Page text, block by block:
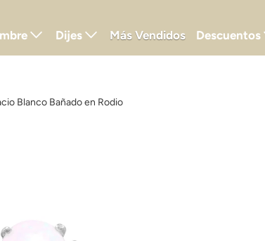
Dijes Más Vendidos Descuentos
Blanco Bañado en Rodio